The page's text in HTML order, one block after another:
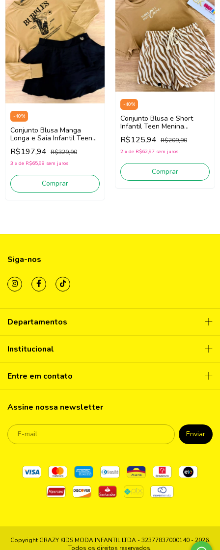
-40%
Conjunto Blusa Manga
Longa e Saia Infantil Teen
Lilimoon 92160 (Bege
/Preto)
R$197,94 R$329,90
3 x de R$65,98 sem juros
Comprar
-40%
Conjunto Blusa e Short
Infantil Teen Menina
Lilimoon 92637 (Bege /Off
White)
R$125,94 R$209,90
2 x de R$62,97 sem juros
Comprar
Siga-nos
Departamentos
Institucional
Entre em contato
Assine nossa newsletter
Copyright GRAZY KIDS MODA INFANTIL LTDA - 32377837000140 - 2026.
Todos os direitos reservados.